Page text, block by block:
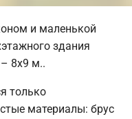
и маленькой
здания
8х9 м..
только
материалы: брус